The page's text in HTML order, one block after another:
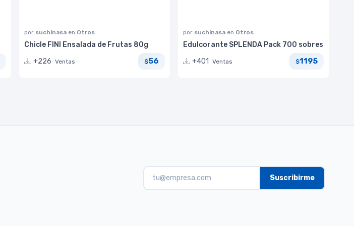
por suchinasa en Otros
Chicle FINI Ensalada de Frutas 80g
+226 Ventas $56
por suchinasa en Otros
Edulcorante SPLENDA Pack 700 sobres
+401
Ventas $1195